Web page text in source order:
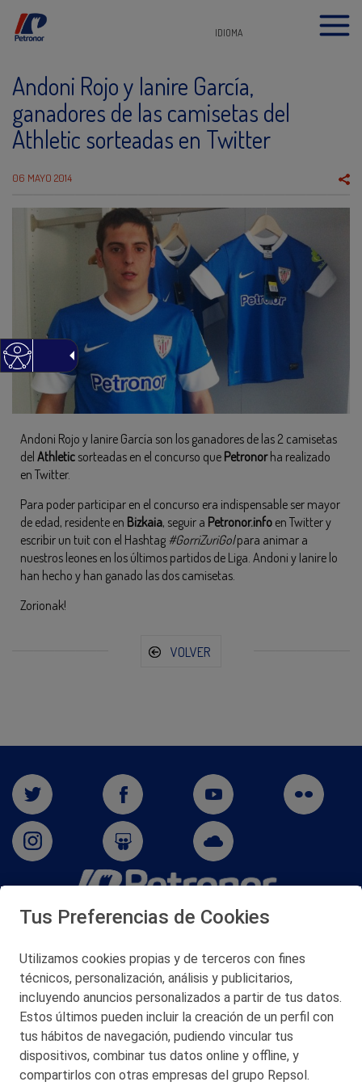
IDIOMA
Andoni Rojo y Ianire García,
ganadores de las camisetas del
Athletic sorteadas en Twitter
06 MAYO 2014
Andoni Rojo y Ianire García son los ganadores de las 2 camisetas
del Athletic sorteadas en el concurso que Petronorha realizado
en Twitter.
Para poder participar en el concurso era indispensable ser mayor
de edad, residente en Bizkaia, seguir a Petronor.info en Twitter y
escribir un tuit con el Hashtag #GorriZuriGolpara animar a
nuestros leones en los últimos partidos de Liga. Andoni y Ianire lo
han hecho y han ganado las dos camisetas.
Zorionak!
VOLVER
San Martín 5-Edificio Muñatones,
© 2026 Petronor S.A.
CONTACTO
Tus Preferencias de Cookies
Utilizamos cookies propias y de terceros con fines
técnicos, personalización, análisis y publicitarios,
incluyendo anuncios personalizados a partir de tus datos.
Estos últimos pueden incluir la creación de un perfil con
tus hábitos de navegación, pudiendo vincular tus
dispositivos, combinar tus datos online y offline, y
compartirlos con otras empresas del grupo Repsol.